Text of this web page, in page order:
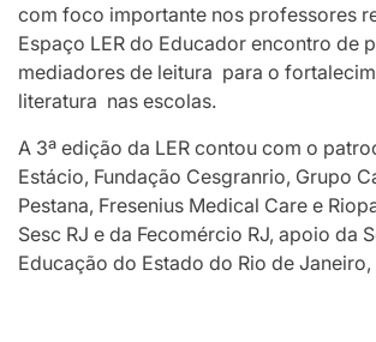
com foco importante nos professores
Espaço LER do Educador encontro de
mediadores de leitura para o
literatura nas escolas.
A 3ª edição da LER contou com o
Estácio, Fundação Cesgranrio, Grupo
Pestana, Fresenius Medical Care e
Sesc RJ e da Fecomércio RJ, apoio da
Educação do Estado do Rio de Janeiro,